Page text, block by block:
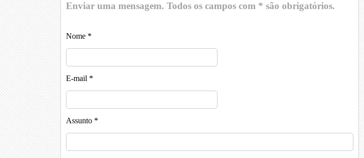
Enviar uma mensagem. Todos os campos com * são obrigatórios.
Nome *
E-mail *
Assunto *